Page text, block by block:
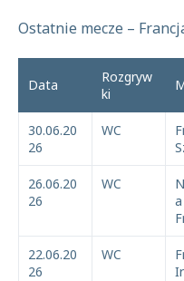
Ostatnie mecze –
Data
Rozgryw
ki
30.06.20
26
WC
26.06.20
26
WC
22.06.20
26
WC